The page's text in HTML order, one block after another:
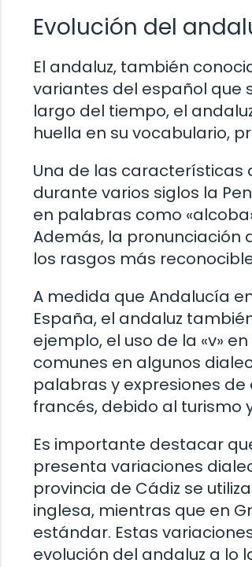
Evolución del
El andaluz, también
variantes del español que
largo del tiempo, el
huella en su vocabulario,
Una de las características
durante varios siglos la
en palabras como
Además, la pronunciación
los rasgos más
A medida que Andalucía
España, el andaluz
ejemplo, el uso de la «v»
comunes en algunos
palabras y expresiones
francés, debido al turismo
Es importante destacar
presenta variaciones
provincia de Cádiz se
inglesa, mientras que en
estándar. Estas
evolución del andaluz a lo